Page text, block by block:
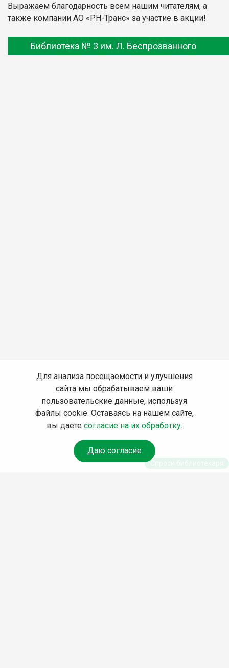
Выражаем благодарность всем нашим читателям, а
также компании АО «РН-Транс» за участие в акции!
Библиотека № 3 им. Л. Беспрозванного
Для анализа посещаемости и улучшения
сайта мы обрабатываем ваши
пользовательские данные, используя
файлы cookie. Оставаясь на нашем сайте,
вы даете согласие на их обработку.
Даю согласие
Спроси библиотекаря